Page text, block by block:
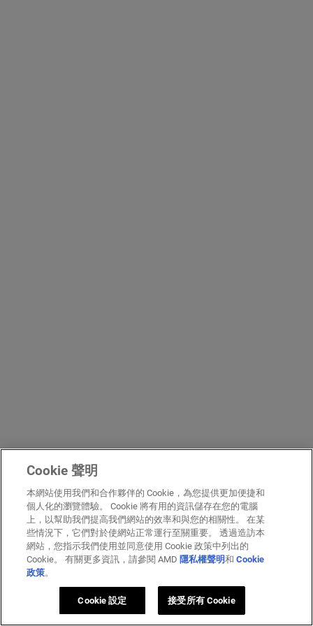
Cookie 聲明
本網站使用我們和合作夥伴的 Cookie，為您提供更加便捷和
個人化的瀏覽體驗。 Cookie 將有用的資訊儲存在您的電腦
上，以幫助我們提高我們網站的效率和與您的相關性。 在某
些情況下，它們對於使網站正常運行至關重要。 透過造訪本
網站，您指示我們使用並同意使用 Cookie 政策中列出的
Cookie。 有關更多資訊，請參閱 AMD 隱私權聲明和Cookie
政策。
Cookie 設定 接受所有 Cookie